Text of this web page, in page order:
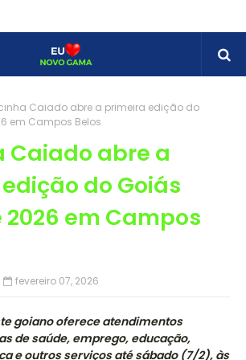
Caiado abre a primeira edição do
em Campos Belos
Caiado abre a
do Goiás
2026 em Campos
fevereiro 07, 2026
goiano oferece atendimentos
de saúde, emprego, educação,
e outros serviços até sábado (7/2), às